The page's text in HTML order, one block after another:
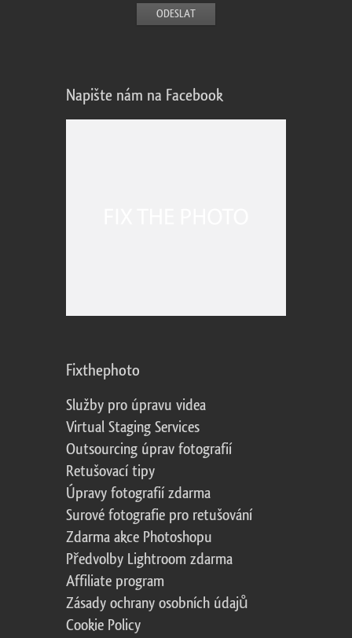
Napište nám na Facebook
Fixthephoto
Služby pro úpravu videa
Virtual Staging Services
Outsourcing úprav fotografií
Retušovací tipy
Úpravy fotografií zdarma
Surové fotografie pro retušování
Zdarma akce Photoshopu
Předvolby Lightroom zdarma
Affiliate program
Zásady ochrany osobních údajů
Cookie Policy